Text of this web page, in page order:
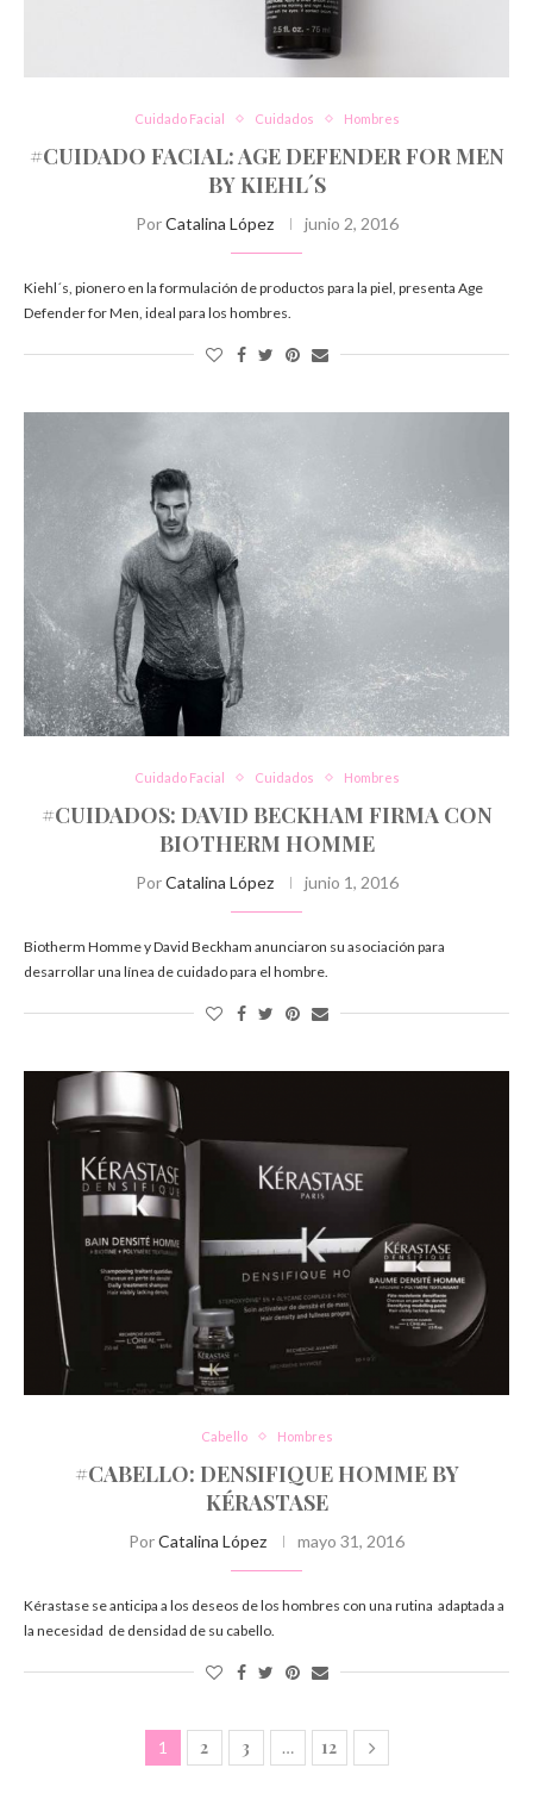
Cuidado Facial Cuidados Hombres
#CUIDADO FACIAL: AGE DEFENDER FOR MEN
BY KIEHL´S
PorCatalina López junio 2, 2016
Kiehl´s, pionero en la formulación de productos para la piel, presenta Age
Defender for Men, ideal para los hombres.
Cuidado Facial Cuidados Hombres
#CUIDADOS: DAVID BECKHAM FIRMA CON
BIOTHERM HOMME
PorCatalina López junio 1, 2016
Biotherm Homme y David Beckham anunciaron su asociación para
desarrollar una línea de cuidado para el hombre.
Cabello Hombres
#CABELLO: DENSIFIQUE HOMME BY
KÉRASTASE
PorCatalina López mayo 31, 2016
Kérastase se anticipa a los deseos de los hombres con una rutina adaptada a
la necesidad de densidad de su cabello.
1 2 3 … 12